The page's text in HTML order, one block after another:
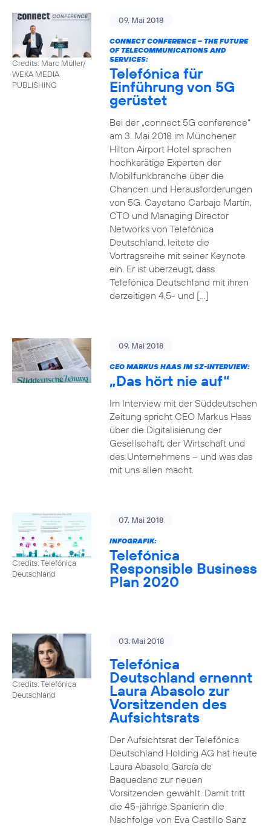
Credits: Marc Müller/
WEKA MEDIA
PUBLISHING
09. Mai 2018
CONNECT CONFERENCE – THE FUTURE
OF TELECOMMUNICATIONS AND
SERVICES:
Telefónica für
Einführung von 5G
gerüstet
Bei der „connect 5G conference“
am 3. Mai 2018 im Münchener
Hilton Airport Hotel sprachen
hochkarätige Experten der
Mobilfunkbranche über die
Chancen und Herausforderungen
von 5G. Cayetano Carbajo Martín,
CTO und Managing Director
Networks von Telefónica
Deutschland, leitete die
Vortragsreihe mit seiner Keynote
ein. Er ist überzeugt, dass
Telefónica Deutschland mit ihren
derzeitigen 4,5- und […]
09. Mai 2018
CEO MARKUS HAAS IM SZ-INTERVIEW:
„Das hört nie auf“
Im Interview mit der Süddeutschen
Zeitung spricht CEO Markus Haas
über die Digitalisierung der
Gesellschaft, der Wirtschaft und
des Unternehmens – und was das
mit uns allen macht.
Credits: Telefónica
Deutschland
07. Mai 2018
INFOGRAFIK:
Telefónica
Responsible Business
Plan 2020
Credits: Telefónica
Deutschland
03. Mai 2018
Telefónica
Deutschland ernennt
Laura Abasolo zur
Vorsitzenden des
Aufsichtsrats
Der Aufsichtsrat der Telefónica
Deutschland Holding AG hat heute
Laura Abasolo García de
Baquedano zur neuen
Vorsitzenden gewählt. Damit tritt
die 45-jährige Spanierin die
Nachfolge von Eva Castillo Sanz